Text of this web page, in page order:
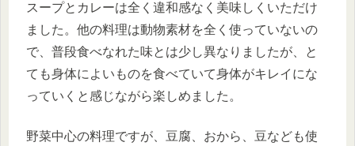
スープとカレーは全く違和感なく美味しくいただけ
ました。他の料理は動物素材を全く使っていないの
で、普段食べなれた味とは少し異なりましたが、と
ても身体によいものを食べていて身体がキレイにな
っていくと感じながら楽しめました。
野菜中心の料理ですが、豆腐、おから、豆なども使